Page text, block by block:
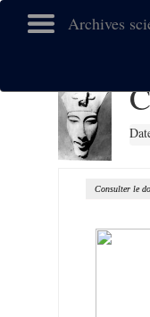
Archives
Consulter le